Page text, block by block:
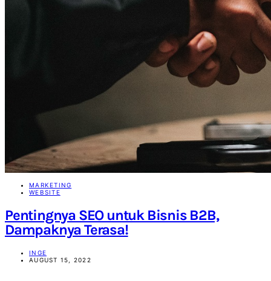
MARKETING
WEBSITE
Pentingnya SEO untuk Bisnis B2B,
Dampaknya Terasa!
INGE
AUGUST 15, 2022